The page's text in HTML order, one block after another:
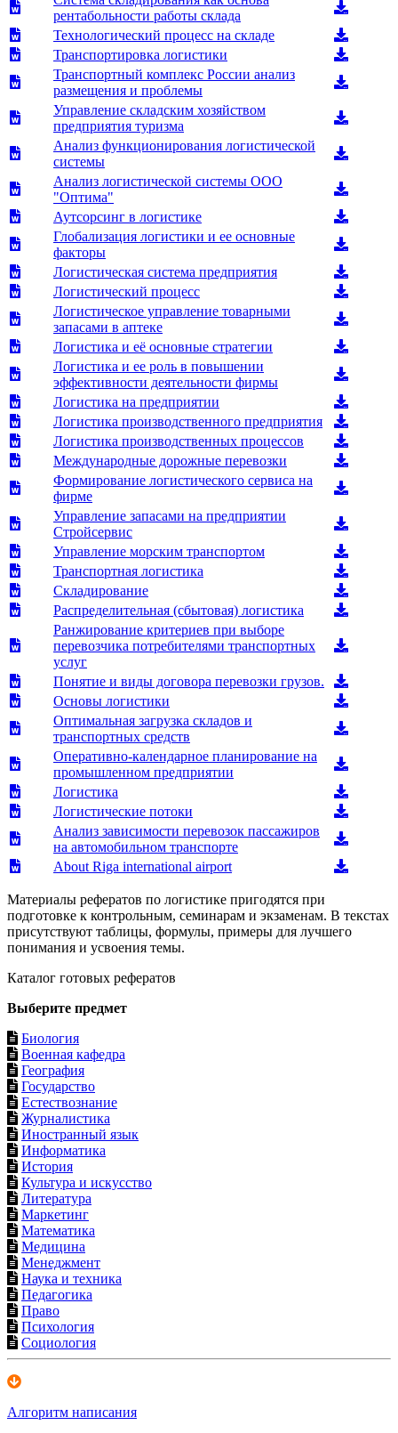
рентабольности работы склада
Технологический процесс на складе
Транспортировка логистики
Транспортный комплекс России анализ
размещения и проблемы
Управление складским хозяйством
предприятия туризма
Анализ функционирования логистической
системы
Анализ логистической системы ООО
"Оптима"
Аутсорсинг в логистике
Глобализация логистики и ее основные
факторы
Логистическая система предприятия
Логистический процесс
Логистическое управление товарными
запасами в аптеке
Логистика и её основные стратегии
Логистика и ее роль в повышении
эффективности деятельности фирмы
Логистика на предприятии
Логистика производственного предприятия
Логистика производственных процессов
Международные дорожные перевозки
Формирование логистического сервиса на
фирме
Управление запасами на предприятии
Стройсервис
Управление морским транспортом
Транспортная логистика
Складирование
Распределительная (сбытовая) логистика
Ранжирование критериев при выборе
перевозчика потребителями транспортных
услуг
Понятие и виды договора перевозки грузов.
Основы логистики
Оптимальная загрузка складов и
транспортных средств
Оперативно-календарное планирование на
промышленном предприятии
Логистика
Логистические потоки
Анализ зависимости перевозок пассажиров
на автомобильном транспорте
About Riga international airport
Материалы рефератов по логистике пригодятся при
подготовке к контрольным, семинарам и экзаменам. В текстах
присутствуют таблицы, формулы, примеры для лучшего
понимания и усвоения темы.
Каталог готовых рефератов
Выберите предмет
Биология
Военная кафедра
География
Государство
Естествознание
Журналистика
Иностранный язык
Информатика
История
Культура и искусство
Литература
Маркетинг
Математика
Медицина
Менеджмент
Наука и техника
Педагогика
Право
Психология
Социология
Алгоритм написания